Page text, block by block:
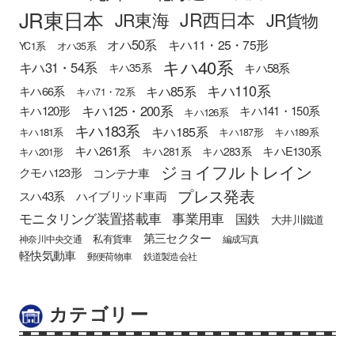
JR東日本 JR東海 JR西日本 JR貨物
YC1系 オハ35系 オハ50系 キハ11・25・75形
キハ31・54系 キハ35系 キハ40系 キハ58系
キハ66系 キハ71・72系 キハ85系 キハ110系
キハ120形 キハ125・200系 キハ126系 キハ141・150系
キハ181系 キハ183系 キハ185系 キハ187形
キハ189系
キハ201形
キハ261系 キハ281系 キハ283系
キハE130系
クモハ123形
コンテナ車 ジョイフルトレイン
スハ43系 ハイブリッド車両 プレス発表
モニタリング装置搭載車 事業用車 国鉄 大井川鐵道
神奈川中央交通 私有貨車 第三セクター 編成写真
軽快気動車 郵便荷物車 鉄道製造会社
カテゴリー